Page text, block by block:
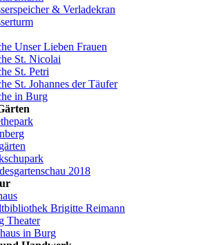
& Verladekran
Unser Lieben Frauen
St. Nicolai
St. Petri
St. Johannes der Täufer
in Burg
2018
Brigitte Reimann
Theater
in Burg